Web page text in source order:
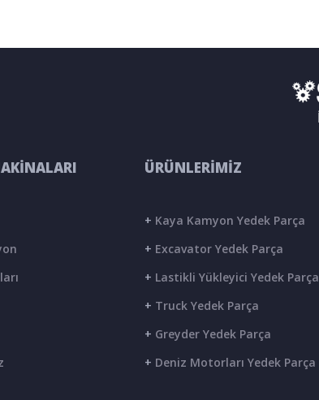
ÜRÜNLERİMİZ
+ Kaya Kamyon Yedek Parça
+ Excavator Yedek Parça
+ Lastikli Yükleyici Yedek Parça
+ Truck Yedek Parça
+ Greyder Yedek Parça
+ Deniz Motorları Yedek Parça